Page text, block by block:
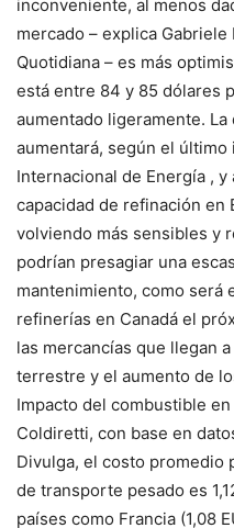
inconveniente, al menos
mercado – explica
Quotidiana – es más
está entre 84 y 85 dólares
aumentado ligeramente.
aumentará, según el
Internacional de Energía ,
capacidad de refinación en
volviendo más sensibles y
podrían presagiar una
mantenimiento, como será
refinerías en Canadá el
las mercancías que llegan
terrestre y el aumento de
Impacto del combustible
Coldiretti, con base en
Divulga, el costo promedio
de transporte pesado es
países como Francia (1,08